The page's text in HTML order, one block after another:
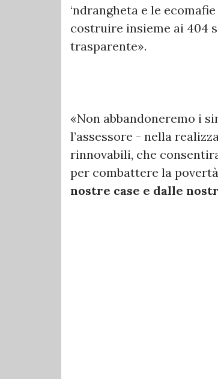
‘ndrangheta e le
costruire insieme ai 404
trasparente».
«Non abbandoneremo i
l’assessore - nella
rinnovabili, che
per combattere la
nostre case e dalle